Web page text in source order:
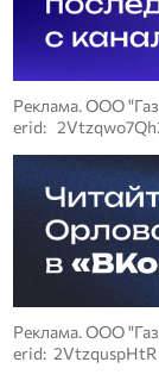
Реклама. ООО
erid:
Реклама. ООО
erid: 2VtzquspHtR